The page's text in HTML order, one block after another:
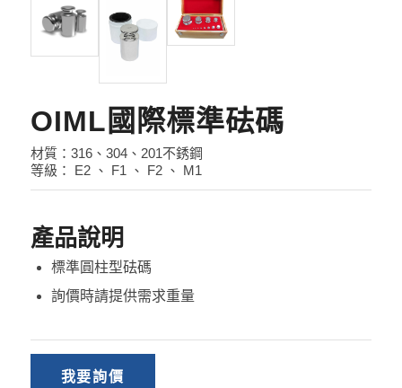
OIML國際標準砝碼
材質：316、304、201不銹鋼
等級： E2 、 F1 、 F2 、 M1
產品說明
標準圓柱型砝碼
詢價時請提供需求重量
我要詢價